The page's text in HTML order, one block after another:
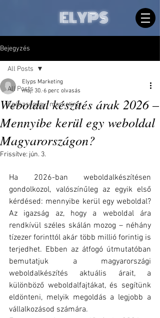
ELYPS
Bejegyzés
All Posts
Egészségügyi marketing
All Posts
Weboldal készítés árak 2026 –
Mennyibe kerül egy weboldal
Magyarországon?
Elyps Marketing
máj. 30. 6 perc olvasás
Frissítve: jún. 3.
Ha 2026-ban weboldalkészítésen
gondolkozol, valószínűleg az egyik első
kérdésed: mennyibe kerül egy weboldal?
Az igazság az, hogy a weboldal ára
rendkívül széles skálán mozog – néhány
tízezer forinttól akár több millió forintig is
terjedhet. Ebben az átfogó útmutatóban
bemutatjuk a magyarországi
weboldalkészítés aktuális árait, a
különböző weboldalfajtákat, és segítünk
eldönteni, melyik megoldás a legjobb a
vállalkozásod számára.